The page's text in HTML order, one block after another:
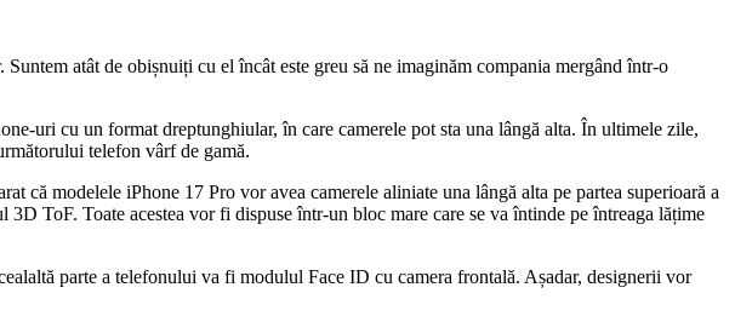
atât de obișnuiți cu el încât este greu să ne imaginăm compania mergând într-o
uri cu un format dreptunghiular, în care camerele pot sta una lângă alta. În ultimele zile,
telefon vârf de gamă.
modelele iPhone 17 Pro vor avea camerele aliniate una lângă alta pe partea superioară a
ToF. Toate acestea vor fi dispuse într-un bloc mare care se va întinde pe întreaga lățime
parte a telefonului va fi modulul Face ID cu camera frontală. Așadar, designerii vor